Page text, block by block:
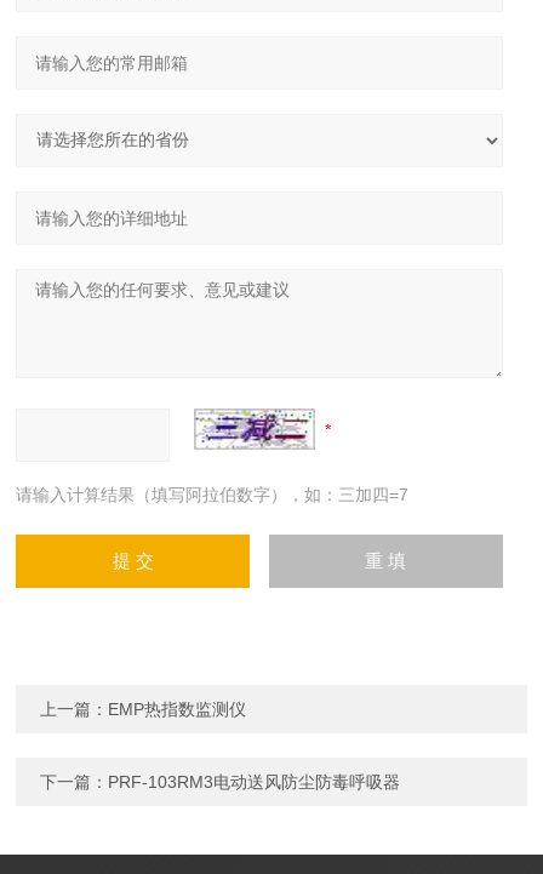
请输入计算结果（填写阿拉伯数字），如：三加四=7
上一篇： EMP热指数监测仪
下一篇： PRF-103RM3电动送风防尘防毒呼吸器